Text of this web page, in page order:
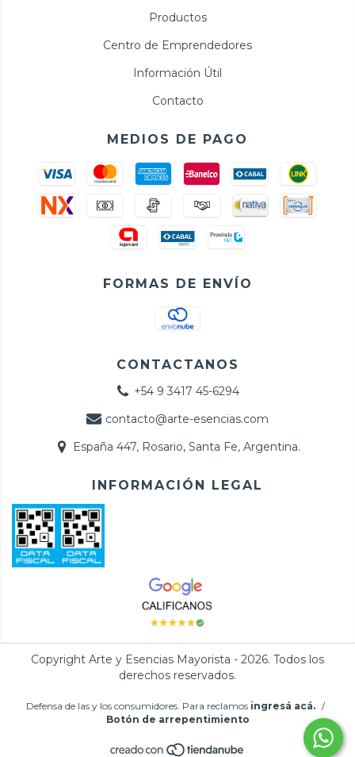
Productos
Centro de Emprendedores
Información Útil
Contacto
MEDIOS DE PAGO
FORMAS DE ENVÍO
CONTACTANOS
+54 9 3417 45-6294
contacto@arte-esencias.com
España 447, Rosario, Santa Fe, Argentina.
INFORMACIÓN LEGAL
Copyright Arte y Esencias Mayorista - 2026. Todos los
derechos reservados.
Defensa de las y los consumidores. Para reclamos ingresá acá. /
Botón de arrepentimiento